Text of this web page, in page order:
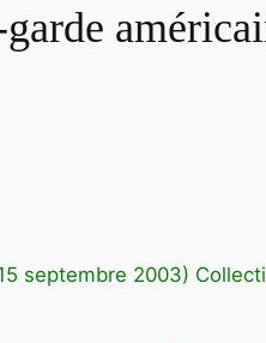
septembre 2003)